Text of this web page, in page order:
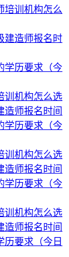
培训机构怎么
建造师报名时
学历要求（今
训机构怎么选
造师报名时间
学历要求（今
训机构怎么选
造师报名时间
学历要求（今
训机构怎么选
造师报名时间
历要求（今日